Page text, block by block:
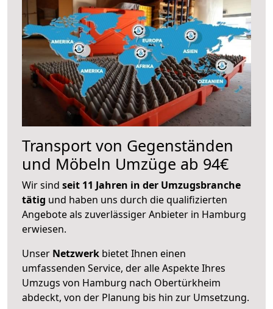
Transport von Gegenständen
und Möbeln Umzüge ab 94€
Wir sind seit 11 Jahren in der Umzugsbranche
tätig und haben uns durch die qualifizierten
Angebote als zuverlässiger Anbieter in Hamburg
erwiesen.
Unser Netzwerk bietet Ihnen einen
umfassenden Service, der alle Aspekte Ihres
Umzugs von Hamburg nach Obertürkheim
abdeckt, von der Planung bis hin zur Umsetzung.